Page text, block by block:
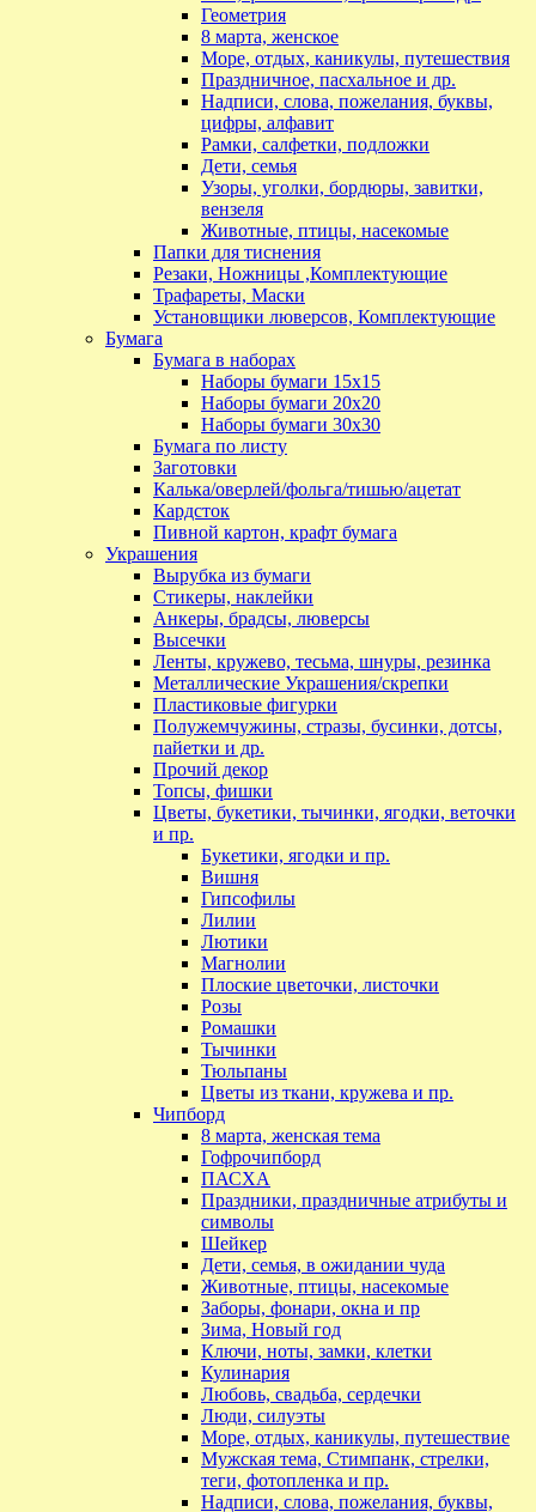
Геометрия
8 марта, женское
Море, отдых, каникулы, путешествия
Праздничное, пасхальное и др.
Надписи, слова, пожелания, буквы,
цифры, алфавит
Рамки, салфетки, подложки
Дети, семья
Узоры, уголки, бордюры, завитки,
вензеля
Животные, птицы, насекомые
Папки для тиснения
Резаки, Ножницы ,Комплектующие
Трафареты, Маски
Установщики люверсов, Комплектующие
Бумага
Бумага в наборах
Наборы бумаги 15х15
Наборы бумаги 20х20
Наборы бумаги 30х30
Бумага по листу
Заготовки
Калька/оверлей/фольга/тишью/ацетат
Кардсток
Пивной картон, крафт бумага
Украшения
Вырубка из бумаги
Стикеры, наклейки
Анкеры, брадсы, люверсы
Высечки
Ленты, кружево, тесьма, шнуры, резинка
Металлические Украшения/скрепки
Пластиковые фигурки
Полужемчужины, стразы, бусинки, дотсы,
пайетки и др.
Прочий декор
Топсы, фишки
Цветы, букетики, тычинки, ягодки, веточки
и пр.
Букетики, ягодки и пр.
Вишня
Гипсофилы
Лилии
Лютики
Магнолии
Плоские цветочки, листочки
Розы
Ромашки
Тычинки
Тюльпаны
Цветы из ткани, кружева и пр.
Чипборд
8 марта, женская тема
Гофрочипборд
ПАСХА
Праздники, праздничные атрибуты и
символы
Шейкер
Дети, семья, в ожидании чуда
Животные, птицы, насекомые
Заборы, фонари, окна и пр
Зима, Новый год
Ключи, ноты, замки, клетки
Кулинария
Любовь, свадьба, сердечки
Люди, силуэты
Море, отдых, каникулы, путешествие
Мужская тема, Стимпанк, стрелки,
теги, фотопленка и пр.
Надписи, слова, пожелания, буквы,